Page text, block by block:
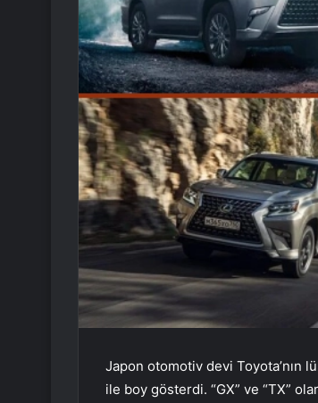
Japon otomotiv devi Toyota’nın
ile boy gösterdi. “GX” ve “TX”